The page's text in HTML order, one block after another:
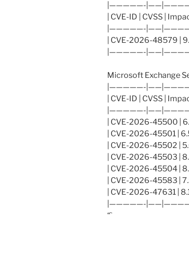
|—————-
| CVE-ID | CVSS |
|—————-
| CVE-2026-48579 |
|—————-
Microsoft Exchange
|—————-
| CVE-ID | CVSS |
|—————-
| CVE-2026-45500 |
| CVE-2026-45501 |
| CVE-2026-45502 |
| CVE-2026-45503 |
| CVE-2026-45504 |
| CVE-2026-45583 |
| CVE-2026-47631 |
|—————-
“`